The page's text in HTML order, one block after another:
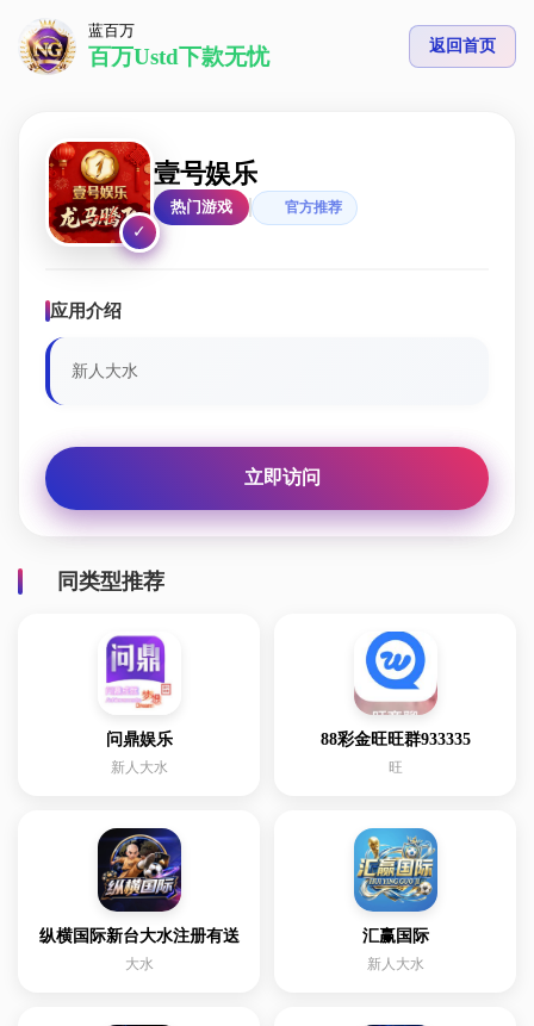
蓝百万
百万Ustd下款无忧 返回首页
✓
壹号娱乐
热门游戏 官方推荐
应用介绍
新人大水
立即访问
同类型推荐
问鼎娱乐
新人大水
88彩金旺旺群933335
旺
纵横国际新台大水注册有送
大水
汇赢国际
新人大水